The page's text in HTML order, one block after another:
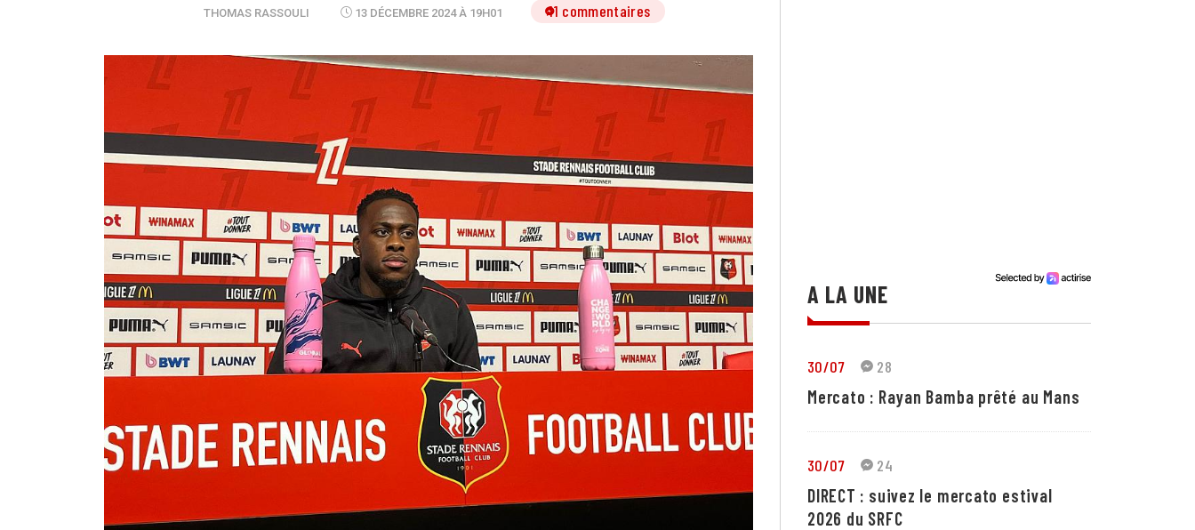
THOMAS RASSOULI 13 DÉCEMBRE 2024 À 19H01 11 commentaires
A LA UNE
30/07 28
Mercato : Rayan Bamba prêté au Mans
30/07 24
DIRECT : suivez le mercato estival
2026 du SRFC